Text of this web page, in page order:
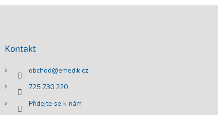
Kontakt
obchod@emedik.cz
725 730 220
Přidejte se k nám